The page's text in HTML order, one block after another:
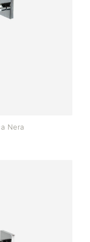
Nera